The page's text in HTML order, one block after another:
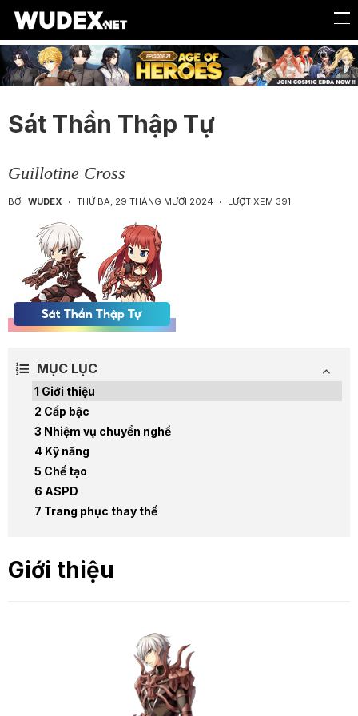
Sát Thần Thập Tự
Guillotine Cross
BỞI WUDEX THỨ BA, 29 THÁNG MƯỜI 2024 LƯỢT XEM 391
MỤC LỤC
Giới thiệu
Cấp bậc
Nhiệm vụ chuyển nghề
Kỹ năng
Chế tạo
ASPD
Trang phục thay thế
Giới thiệu